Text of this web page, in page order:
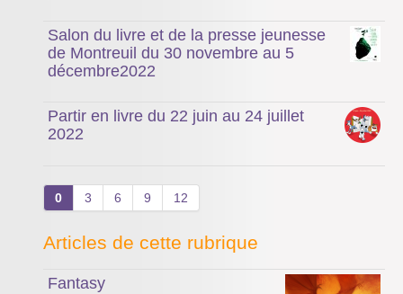
Salon du livre et de la presse jeunesse
de Montreuil du 30 novembre au 5
décembre2022
Partir en livre du 22 juin au 24 juillet
2022
0 3 6 9 12
Articles de cette rubrique
Fantasy